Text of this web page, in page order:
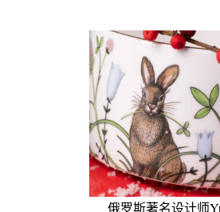
俄罗斯著名设计师